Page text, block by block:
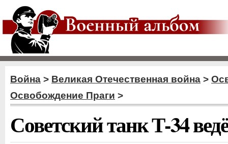
Война > Великая Отечественная война >
Освобождение Праги >
Советский танк Т-34